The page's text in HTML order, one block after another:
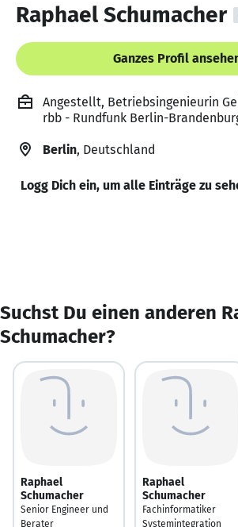
Raphael Schumacher
Ganzes Profil
Angestellt, Betriebsingenieurin
rbb - Rundfunk Berlin-
Berlin, Deutschland
Logg Dich ein, um alle Einträge zu
Suchst Du einen anderen
Schumacher?
Raphael
Schumacher
Senior Engineer und
Berater
Raphael
Schumacher
Fachinformatiker
Systemintegration